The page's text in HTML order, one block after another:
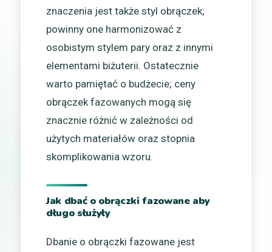
znaczenia jest także styl obrączek;
powinny one harmonizować z
osobistym stylem pary oraz z innymi
elementami biżuterii. Ostatecznie
warto pamiętać o budżecie; ceny
obrączek fazowanych mogą się
znacznie różnić w zależności od
użytych materiałów oraz stopnia
skomplikowania wzoru.
Jak dbać o obrączki fazowane aby
długo służyły
Dbanie o obrączki fazowane jest